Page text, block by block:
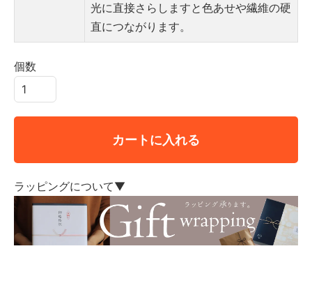
光に直接さらしますと色あせや繊維の硬
直につながります。
個数
カートに入れる
ラッピングについて▼